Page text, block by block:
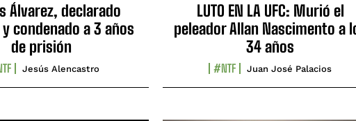
Álvarez, declarado
condenado a 3 años
de prisión
Jesús Alencastro
LUTO EN LA UFC: Murió el
peleador Allan Nascimento a
34 años
#NTF Juan José Palacios